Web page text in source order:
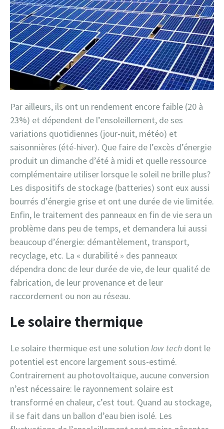
Par ailleurs, ils ont un rendement encore faible (20 à
23%) et dépendent de l’ensoleillement, de ses
variations quotidiennes (jour-nuit, météo) et
saisonnières (été-hiver). Que faire de l’excès d’énergie
produit un dimanche d’été à midi et quelle ressource
complémentaire utiliser lorsque le soleil ne brille plus?
Les dispositifs de stockage (batteries) sont eux aussi
bourrés d’énergie grise et ont une durée de vie limitée.
Enfin, le traitement des panneaux en fin de vie sera un
problème dans peu de temps, et demandera lui aussi
beaucoup d’énergie: démantèlement, transport,
recyclage, etc. La « durabilité » des panneaux
dépendra donc de leur durée de vie, de leur qualité de
fabrication, de leur provenance et de leur
raccordement ou non au réseau.
Le solaire thermique
Le solaire thermique est une solution low tech dont le
potentiel est encore largement sous-estimé.
Contrairement au photovoltaïque, aucune conversion
n’est nécessaire: le rayonnement solaire est
transformé en chaleur, c’est tout. Quand au stockage,
il se fait dans un ballon d’eau bien isolé. Les